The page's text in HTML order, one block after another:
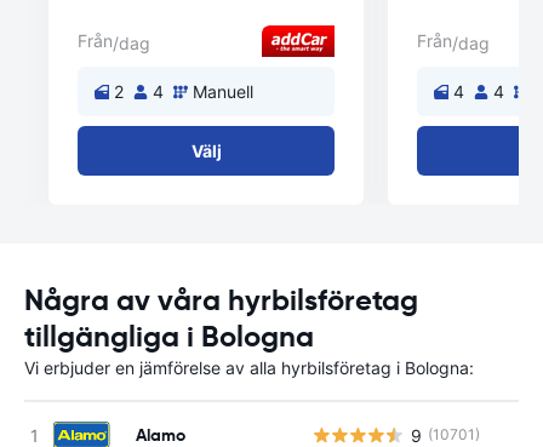
Från/dag
2 4 Manuell
Välj
Från/dag
4 4
Några av våra hyrbilsföretag
tillgängliga i Bologna
Vi erbjuder en jämförelse av alla hyrbilsföretag i Bologna:
Alamo 9 (10701)